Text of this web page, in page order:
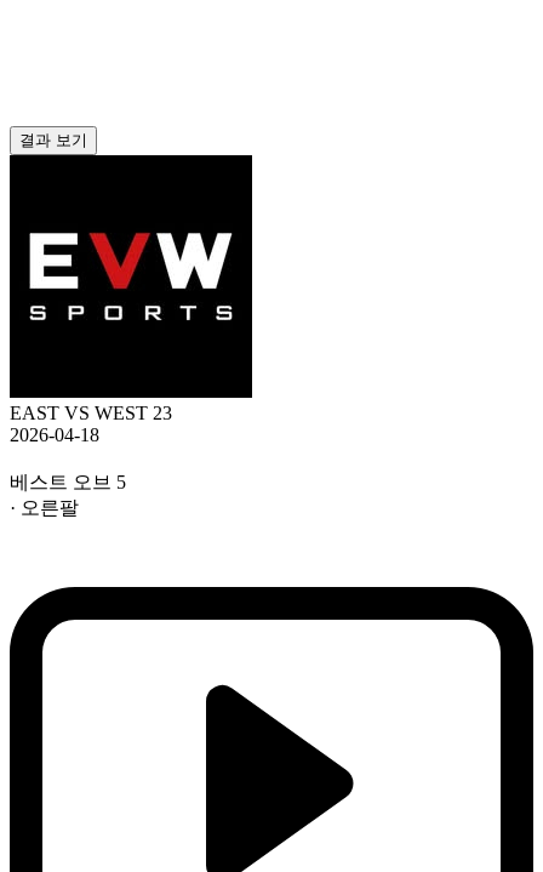
결과 보기
EAST VS WEST 23
2026-04-18
베스트 오브 5
· 오른팔